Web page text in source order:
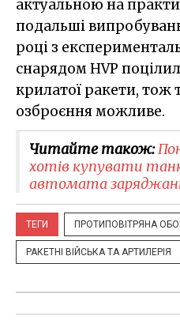
актуальною на
подальші
році з
снарядом HVP
крилатої ракети, тож
озброєння можливе.
Читайте також:
хотів купувати
автомата
ТЕГИ ПРОТИПОВІТРЯНА
РАКЕТНІ ВІЙСЬКА ТА АРТИЛЕРІЯ